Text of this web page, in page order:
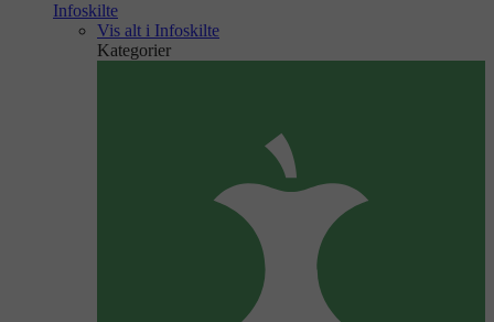
Infoskilte
Vis alt i Infoskilte
Kategorier